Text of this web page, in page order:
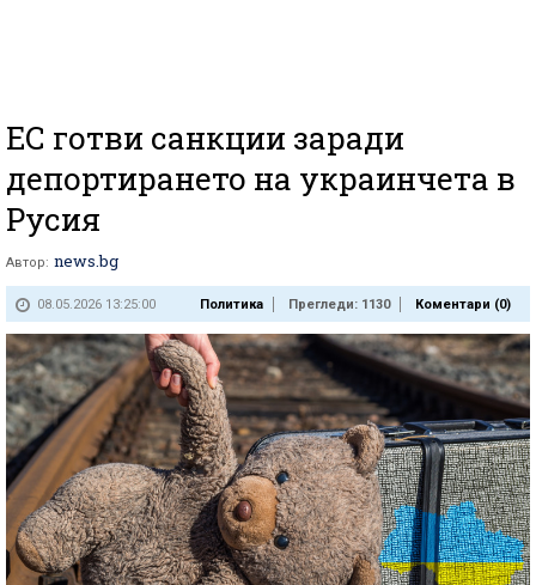
ЕС готви санкции заради
депортирането на украинчета в
Русия
Автор: news.bg
08.05.2026 13:25:00 Политика Прегледи: 1130 Коментари (0)